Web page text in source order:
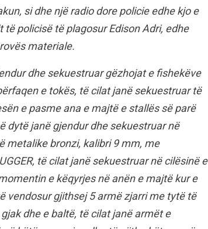
si dhe një radio dore policie edhe kjo e
policisë të plagosur Edison Adri, edhe
materiale.
dhe sekuestruar gëzhojat e fishekëve
e tokës, të cilat janë sekuestruar të
e pasme ana e majtë e stallës së parë
dytë janë gjendur dhe sekuestruar në
metalike bronzi, kalibri 9 mm, me
të cilat janë sekuestruar në cilësinë e
e këqyrjes në anën e majtë kur e
vendosur gjithsej 5 armë zjarri me tytë të
dhe e baltë, të cilat janë armët e